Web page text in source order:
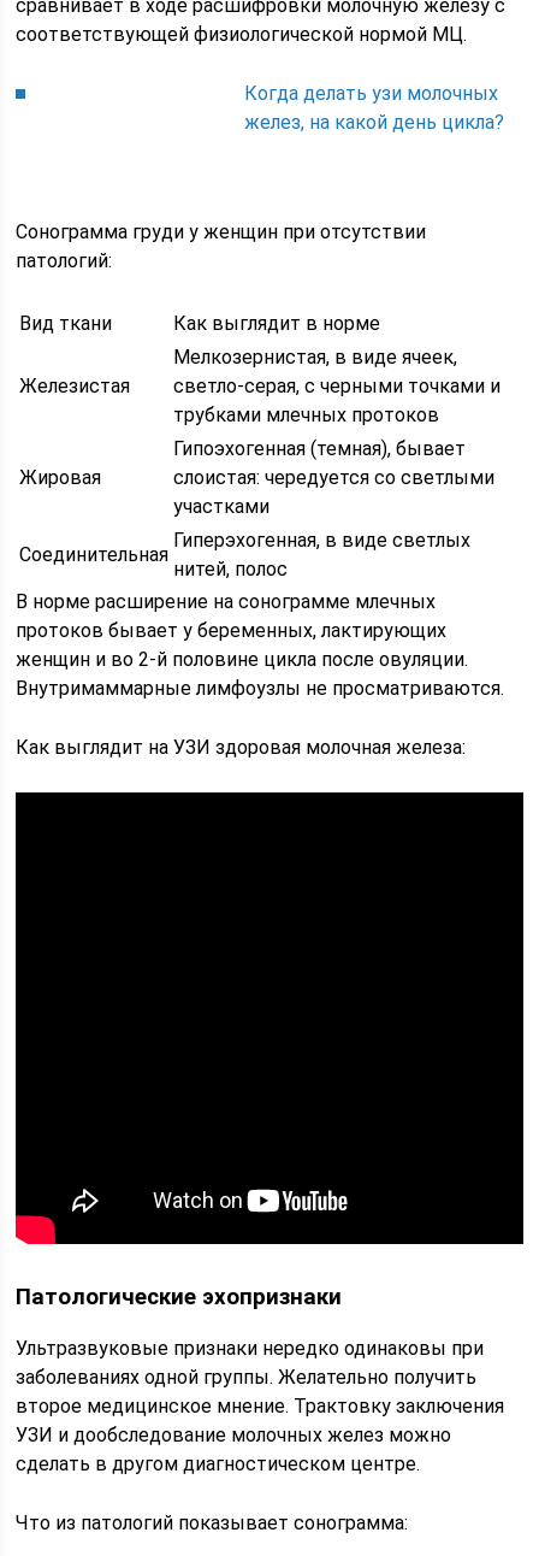
сравнивает в ходе расшифровки молочную железу с
соответствующей физиологической нормой МЦ.
Когда делать узи молочных
желез, на какой день цикла?
Сонограмма груди у женщин при отсутствии
патологий:
Вид ткани Как выглядит в норме
Железистая
Мелкозернистая, в виде ячеек,
светло-серая, с черными точками и
трубками млечных протоков
Жировая
Гипоэхогенная (темная), бывает
слоистая: чередуется со светлыми
участками
Соединительная
Гиперэхогенная, в виде светлых
нитей, полос
В норме расширение на сонограмме млечных
протоков бывает у беременных, лактирующих
женщин и во 2-й половине цикла после овуляции.
Внутримаммарные лимфоузлы не просматриваются.
Как выглядит на УЗИ здоровая молочная железа:
Патологические эхопризнаки
Ультразвуковые признаки нередко одинаковы при
заболеваниях одной группы. Желательно получить
второе медицинское мнение. Трактовку заключения
УЗИ и дообследование молочных желез можно
сделать в другом диагностическом центре.
Что из патологий показывает сонограмма: